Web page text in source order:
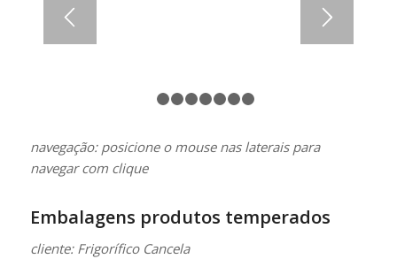
1 2
navegação: posicione o mouse nas laterais para
navegar com clique
Embalagens produtos temperados
cliente: Frigorífico Cancela